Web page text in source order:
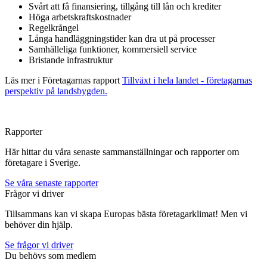
Svårt att få finansiering, tillgång till lån och krediter
Höga arbetskraftskostnader
Regelkrångel
Långa handläggningstider kan dra ut på processer
Samhälleliga funktioner, kommersiell service
Bristande infrastruktur
Läs mer i Företagarnas rapport Tillväxt i hela landet - företagarnas
perspektiv på landsbygden.
Rapporter
Här hittar du våra senaste sammanställningar och rapporter om
företagare i Sverige.
Se våra senaste rapporter
Frågor vi driver
Tillsammans kan vi skapa Europas bästa företagarklimat! Men vi
behöver din hjälp.
Se frågor vi driver
Du behövs som medlem